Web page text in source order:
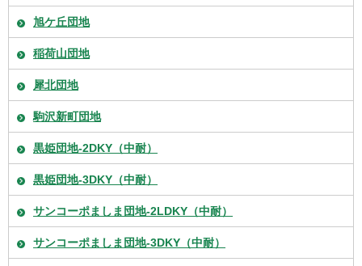
旭ケ丘団地
稲荷山団地
犀北団地
駒沢新町団地
黒姫団地-2DKY（中耐）
黒姫団地-3DKY（中耐）
サンコーポましま団地-2LDKY（中耐）
サンコーポましま団地-3DKY（中耐）